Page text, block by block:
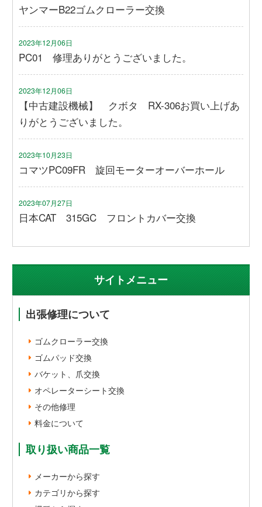
ヤンマーB22ゴムクローラー交換
2023年12月06日
PC01 修理ありがとうございました。
2023年12月06日
【中古建設機械】 クボタ RX-306お買い上げあ
りがとうございました。
2023年10月23日
コマツPC09FR 旋回モーターオーバーホール
2023年07月27日
日本CAT 315GC フロントカバー交換
サイトメニュー
出張修理について
ゴムクローラー交換
ゴムパッド交換
バケット、爪交換
オペレーターシート交換
その他修理
料金について
取り扱い商品一覧
メーカーから探す
カテゴリから探す